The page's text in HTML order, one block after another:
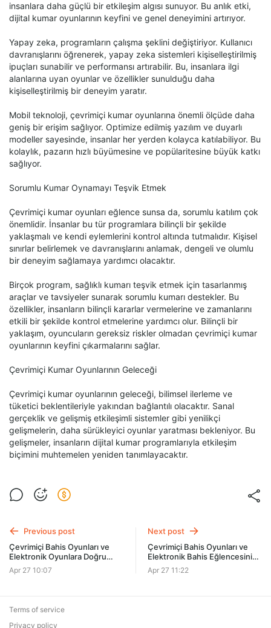
insanlara daha güçlü bir etkileşim algısı sunuyor. Bu anlık etki,
dijital kumar oyunlarının keyfini ve genel deneyimini artırıyor.
Yapay zeka, programların çalışma şeklini değiştiriyor. Kullanıcı
davranışlarını öğrenerek, yapay zeka sistemleri kişiselleştirilmiş
ipuçları sunabilir ve performansı artırabilir. Bu, insanlara ilgi
alanlarına uyan oyunlar ve özellikler sunulduğu daha
kişiselleştirilmiş bir deneyim yaratır.
Mobil teknoloji, çevrimiçi kumar oyunlarına önemli ölçüde daha
geniş bir erişim sağlıyor. Optimize edilmiş yazılım ve duyarlı
modeller sayesinde, insanlar her yerden kolayca katılabiliyor. Bu
kolaylık, pazarın hızlı büyümesine ve popülaritesine büyük katkı
sağlıyor.
Sorumlu Kumar Oynamayı Teşvik Etmek
Çevrimiçi kumar oyunları eğlence sunsa da, sorumlu katılım çok
önemlidir. İnsanlar bu tür programlara bilinçli bir şekilde
yaklaşmalı ve kendi eylemlerini kontrol altında tutmalıdır. Kişisel
sınırlar belirlemek ve davranışlarını anlamak, dengeli ve olumlu
bir deneyim sağlamaya yardımcı olacaktır.
Birçok program, sağlıklı kumarı teşvik etmek için tasarlanmış
araçlar ve tavsiyeler sunarak sorumlu kumarı destekler. Bu
özellikler, insanların bilinçli kararlar vermelerine ve zamanlarını
etkili bir şekilde kontrol etmelerine yardımcı olur. Bilinçli bir
yaklaşım, oyuncuların gereksiz riskler olmadan çevrimiçi kumar
oyunlarının keyfini çıkarmalarını sağlar.
Çevrimiçi Kumar Oyunlarının Geleceği
Çevrimiçi kumar oyunlarının geleceği, bilimsel ilerleme ve
tüketici beklentileriyle yakından bağlantılı olacaktır. Sanal
gerçeklik ve gelişmiş etkileşimli sistemler gibi yenilikçi
gelişmelerin, daha sürükleyici oyunlar yaratması bekleniyor. Bu
gelişmeler, insanların dijital kumar programlarıyla etkileşim
biçimini muhtemelen yeniden tanımlayacaktır.
Previous post
Çevrimiçi Bahis Oyunları ve
Elektronik Oyunlara Doğru
Değişim
Apr 27 10:07
Next post
Çevrimiçi Bahis Oyunları ve
Elektronik Bahis Eğlencesinin
Gelişimi
Apr 27 11:22
Terms of service
Privacy policy